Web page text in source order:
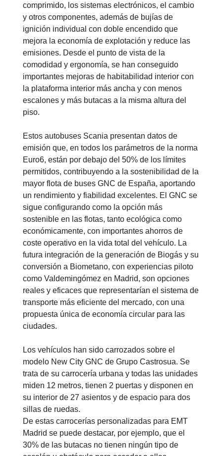
comprimido, los sistemas electrónicos, el cambio
y otros componentes, además de bujías de
ignición individual con doble encendido que
mejora la economía de explotación y reduce las
emisiones. Desde el punto de vista de la
comodidad y ergonomía, se han conseguido
importantes mejoras de habitabilidad interior con
la plataforma interior más ancha y con menos
escalones y más butacas a la misma altura del
piso.
Estos autobuses Scania presentan datos de
emisión que, en todos los parámetros de la norma
Euro6, están por debajo del 50% de los límites
permitidos, contribuyendo a la sostenibilidad de la
mayor flota de buses GNC de España, aportando
un rendimiento y fiabilidad excelentes. El GNC se
sigue configurando como la opción más
sostenible en las flotas, tanto ecológica como
económicamente, con importantes ahorros de
coste operativo en la vida total del vehículo. La
futura integración de la generación de Biogás y su
conversión a Biometano, con experiencias piloto
como Valdemingómez en Madrid, son opciones
reales y eficaces que representarían el sistema de
transporte más eficiente del mercado, con una
propuesta única de economía circular para las
ciudades.
Los vehículos han sido carrozados sobre el
modelo New City GNC de Grupo Castrosua. Se
trata de su carrocería urbana y todas las unidades
miden 12 metros, tienen 2 puertas y disponen en
su interior de 27 asientos y de espacio para dos
sillas de ruedas.
De estas carrocerías personalizadas para EMT
Madrid se puede destacar, por ejemplo, que el
30% de las butacas no tienen ningún tipo de